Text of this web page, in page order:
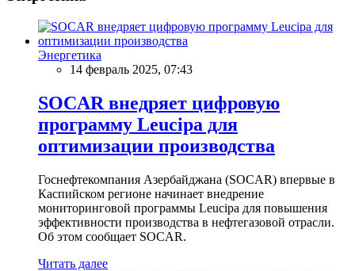
Энергетика
14 февраль 2025, 07:43
SOCAR внедряет цифровую
программу Leucipa для
оптимизации производства
Госнефтекомпания Азербайджана (SOCAR) впервые в
Каспийском регионе начинает внедрение
мониторинговой программы Leucipa для повышения
эффективности производства в нефтегазовой отрасли.
Об этом сообщает SOCAR.
Читать далее